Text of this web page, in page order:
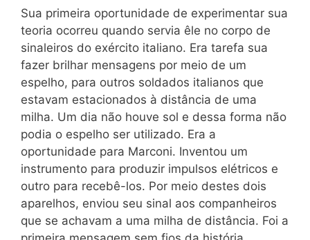
Sua primeira oportunidade de experimentar sua
teoria ocorreu quando servia êle no corpo de
sinaleiros do exército italiano. Era tarefa sua
fazer brilhar mensagens por meio de um
espelho, para outros soldados italianos que
estavam estacionados à distância de uma
milha. Um dia não houve sol e dessa forma não
podia o espelho ser utilizado. Era a
oportunidade para Marconi. Inventou um
instrumento para produzir impulsos elétricos e
outro para recebê-los. Por meio destes dois
aparelhos, enviou seu sinal aos companheiros
que se achavam a uma milha de distância. Foi a